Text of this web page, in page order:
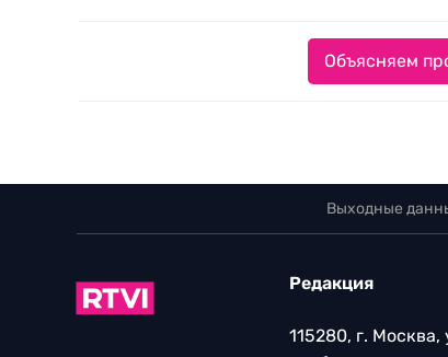
Объясняем
Выходные
Редакция
115280, г.